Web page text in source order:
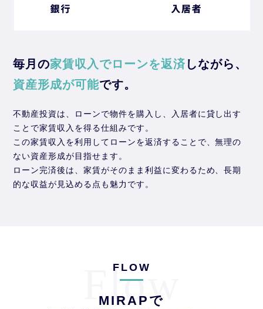
毎月の家賃収入でローンを返済しながら、
資産形成が可能です。
不動産投資は、ローンで物件を購入し、入居者に貸し出す
ことで家賃収入を得る仕組みです。
この家賃収入を利用してローンを返済することで、無理の
ない資産形成が目指せます。
ローン完済後は、家賃がそのまま利益に変わるため、長期
的な収益が見込める点も魅力です。
FLOW
MIRAPで
Flow